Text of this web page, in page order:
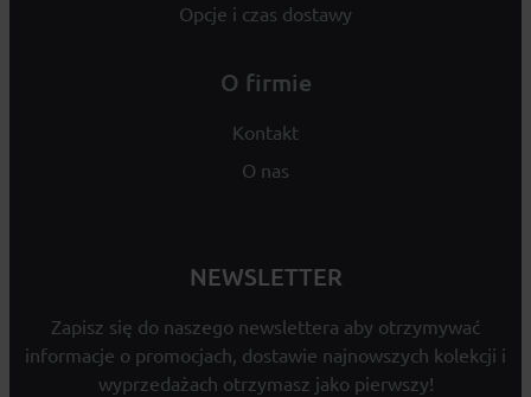
Opcje i czas dostawy
O firmie
Kontakt
O nas
NEWSLETTER
Zapisz się do naszego newslettera aby otrzymywać
informacje o promocjach, dostawie najnowszych kolekcji i
wyprzedażach otrzymasz jako pierwszy!